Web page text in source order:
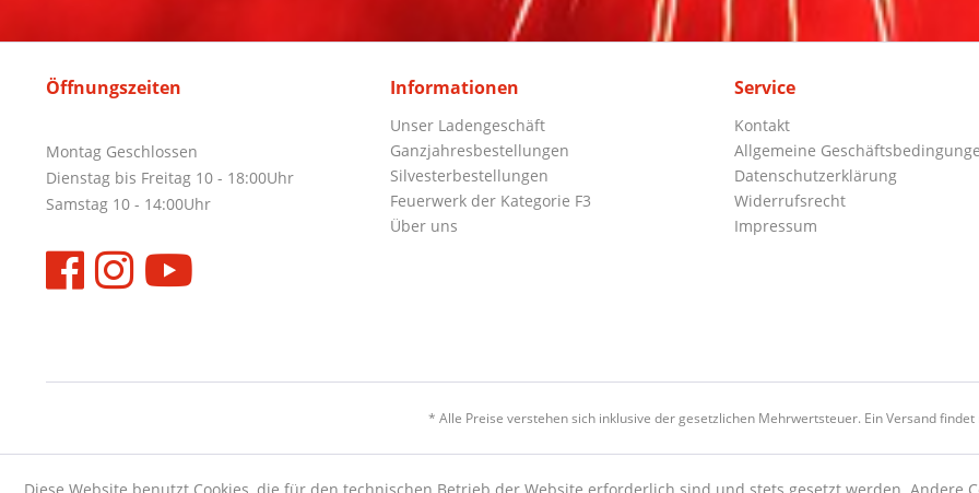
Öffnungszeiten
Montag Geschlossen
Dienstag bis Freitag 10 - 18:00Uhr
Samstag 10 - 14:00Uhr
Informationen
Unser Ladengeschäft
Ganzjahresbestellungen
Silvesterbestellungen
Feuerwerk der Kategorie F3
Über uns
Service
Kontakt
Allgemeine
Datenschutzerklärung
Widerrufsrecht
Impressum
* Alle Preise verstehen sich inklusive der gesetzlichen Mehrwertsteuer. Ein Versand findet